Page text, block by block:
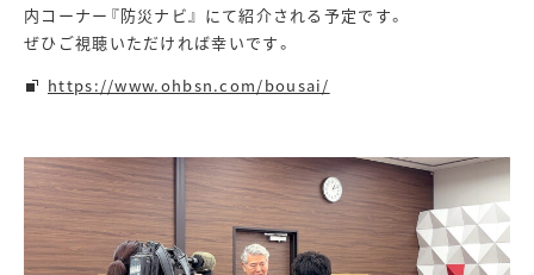
内コーナー『防災ナビ』 にて紹介される予定です。
ぜひご視聴いただければ幸いです。
https://www.ohbsn.com/bousai/